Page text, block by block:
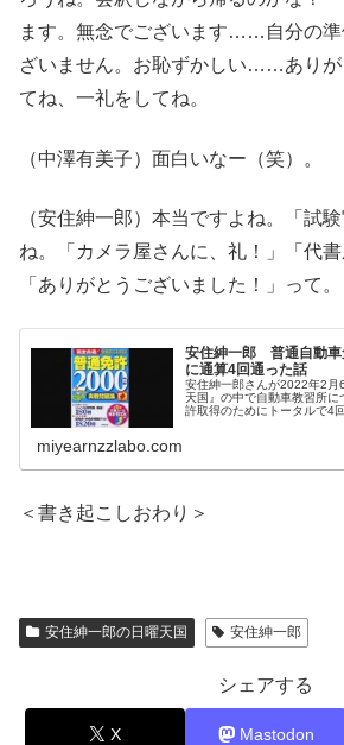
ます。無念でございます……自分の
ざいません。お恥ずかしい……ありが
てね、一礼をしてね。
（中澤有美子）面白いなー（笑）。
（安住紳一郎）本当ですよね。「試
ね。「カメラ屋さんに、礼！」「代書
「ありがとうございました！」って。
安住紳一郎 普通自動車
に通算4回通った話
安住紳一郎さんが2022年2月
天国』の中で自動車教習所
許取得のためにトータルで4
miyearnzzlabo.com
＜書き起こしおわり＞
安住紳一郎の日曜天国 安住紳一郎
シェアする
X Mastodon